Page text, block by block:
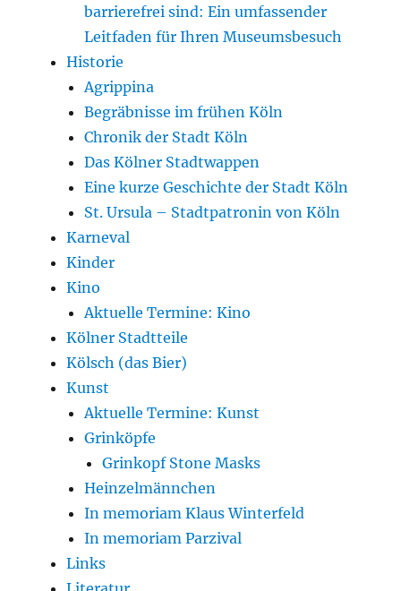
barrierefrei sind: Ein umfassender
Leitfaden für Ihren Museumsbesuch
Historie
Agrippina
Begräbnisse im frühen Köln
Chronik der Stadt Köln
Das Kölner Stadtwappen
Eine kurze Geschichte der Stadt Köln
St. Ursula – Stadtpatronin von Köln
Karneval
Kinder
Kino
Aktuelle Termine: Kino
Kölner Stadtteile
Kölsch (das Bier)
Kunst
Aktuelle Termine: Kunst
Grinköpfe
Grinkopf Stone Masks
Heinzelmännchen
In memoriam Klaus Winterfeld
In memoriam Parzival
Links